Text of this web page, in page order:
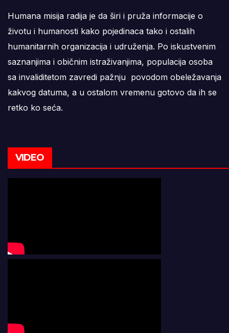
Humana misija radija je da širi i pruža informacije o
životu i humanosti kako pojedinaca tako i ostalih
humanitarnih organizacija i udruženja. Po iskustvenim
saznanjima i običnim istraživanjima, populacija osoba
sa invaliditetom zavredi pažnju povodom obeležavanja
kakvog datuma, a u ostalom vremenu gotovo da ih se
retko ko seća.
VIDEO